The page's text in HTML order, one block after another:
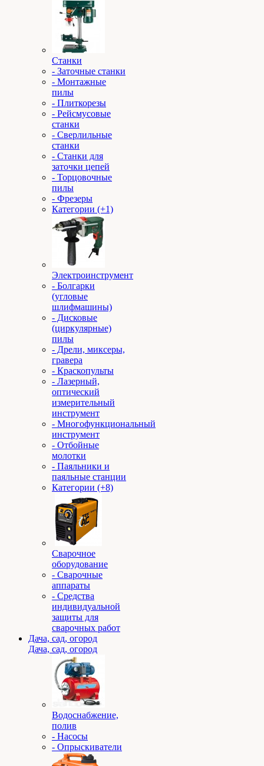
Станки
- Заточные станки
- Монтажные
пилы
- Плиткорезы
- Рейсмусовые
станки
- Сверлильные
станки
- Станки для
заточки цепей
- Торцовочные
пилы
- Фрезеры
Категории (+1)
Электроинструмент
- Болгарки
(угловые
шлифмашины)
- Дисковые
(циркулярные)
пилы
- Дрели, миксеры,
гравера
- Краскопульты
- Лазерный,
оптический
измерительный
инструмент
- Многофункциональный
инструмент
- Отбойные
молотки
- Паяльники и
паяльные станции
Категории (+8)
Сварочное
оборудование
- Сварочные
аппараты
- Средства
индивидуальной
защиты для
сварочных работ
Дача, сад, огород
Дача, сад, огород
Водоснабжение,
полив
- Насосы
- Опрыскиватели